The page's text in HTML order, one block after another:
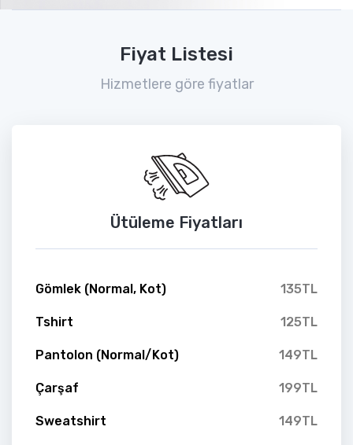
Fiyat Listesi
Hizmetlere göre fiyatlar
Ütüleme Fiyatları
Gömlek (Normal, Kot) 135TL
Tshirt 125TL
Pantolon (Normal/Kot) 149TL
Çarşaf 199TL
Sweatshirt 149TL